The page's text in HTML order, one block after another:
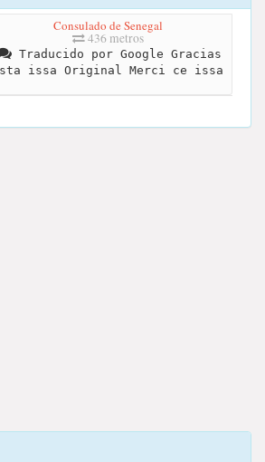
Consulado de Senegal
436 metros
Traducido por Google Gracias
issa Original Merci ce issa